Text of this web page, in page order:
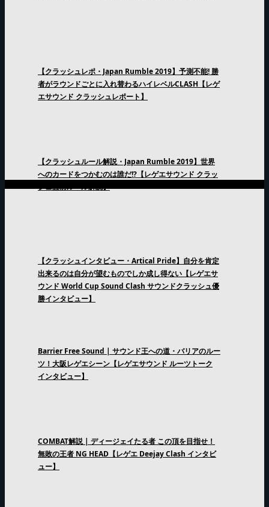
【クラッシュレポ・Japan Rumble 2019】予測不能! 勝
者がラウンドごとに入れ替わるハイレベルCLASH【レゲ
エサウンド クラッシュレポート】
【クラッシュルール解説・Japan Rumble 2019】世界
へのカードをつかむのは誰だ!?【レゲエサウンド クラッ
シュ直前ルール解説】
【クラッシュインタビュー・Artical Pride】自分を肯定
出来るのは自分が望むものでしか成し得ない【レゲエサ
ウンド World Cup Sound Clash サウンドクラッシュ優
勝インタビュー】
Barrier Free Sound | サウンド王への道・バリアのルー
ツ！大阪レゲエシーン【レゲエサウンド ルーツトーク
インタビュー】
COMBAT解説 | ディージェイたる者 この頂を目指せ！
無敗の王者 NG HEAD【レゲエ Deejay Clash インタビ
ュー】